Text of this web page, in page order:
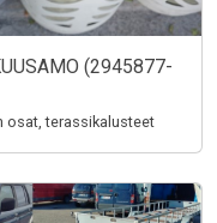
(2945877-
osat, terassikalusteet